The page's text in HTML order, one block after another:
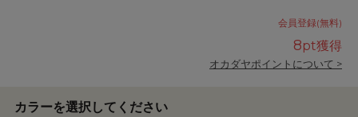
会員登録(無料)
8pt獲得
オカダヤポイントについて >
カラーを選択してください